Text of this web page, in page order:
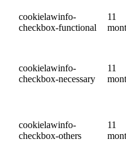
cookielawinfo-
checkbox-functional
11
cookielawinfo-
checkbox-necessary
11
cookielawinfo-
checkbox-others
11